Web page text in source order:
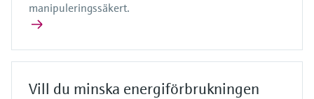
manipuleringssäkert.
Vill du minska energiförbrukningen